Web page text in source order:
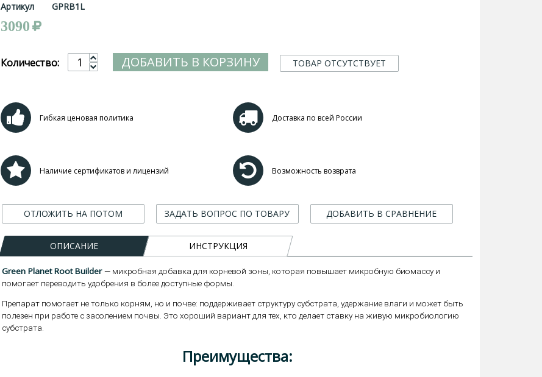
Артикул GPRB1L
3090
Количество: ДОБАВИТЬ В КОРЗИНУ ТОВАР ОТСУТСТВУЕТ
Гибкая ценовая политика Доставка по всей России
Наличие сертификатов и лицензий Возможность возврата
ОТЛОЖИТЬ НА ПОТОМ ЗАДАТЬ ВОПРОС ПО ТОВАРУ ДОБАВИТЬ В СРАВНЕНИЕ
ОПИСАНИЕ ИНСТРУКЦИЯ
Green Planet Root Builder— микробная добавка для корневой зоны, которая повышает микробную биомассу и
помогает переводить удобрения в более доступные формы.
Препарат помогает не только корням, но и почве: поддерживает структуру субстрата, удержание влаги и может быть
полезен при работе с засолением почвы. Это хороший вариант для тех, кто делает ставку на живую микробиологию
субстрата.
Преимущества: